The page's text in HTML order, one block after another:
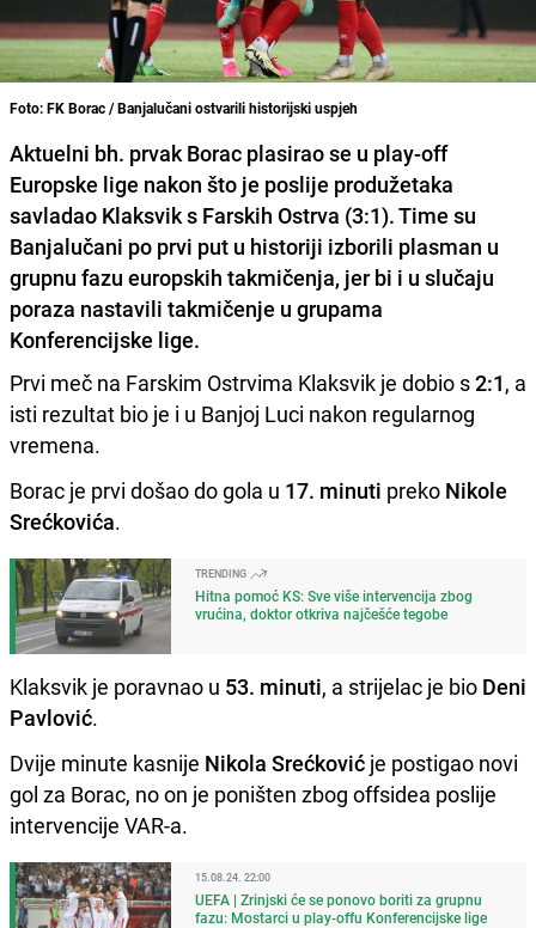
Foto: FK Borac / Banjalučani ostvarili historijski uspjeh
Aktuelni bh. prvak Borac plasirao se u play-off
Europske lige nakon što je poslije produžetaka
savladao Klaksvik s Farskih Ostrva (3:1). Time su
Banjalučani po prvi put u historiji izborili plasman u
grupnu fazu europskih takmičenja, jer bi i u slučaju
poraza nastavili takmičenje u grupama
Konferencijske lige.
Prvi meč na Farskim Ostrvima Klaksvik je dobio s2:1, a
isti rezultat bio je i u Banjoj Luci nakon regularnog
vremena.
Borac je prvi došao do gola u 17. minuti preko Nikole
Srećkovića.
TRENDING
Hitna pomoć KS: Sve više intervencija zbog
vrućina, doktor otkriva najčešće tegobe
Klaksvik je poravnao u 53. minuti, a strijelac je bio Deni
Pavlović.
Dvije minute kasnije Nikola Srećković je postigao novi
gol za Borac, no on je poništen zbog offsidea poslije
intervencije VAR-a.
15.08.24. 22:00
UEFA | Zrinjski će se ponovo boriti za grupnu
fazu: Mostarci u play-offu Konferencijske lige